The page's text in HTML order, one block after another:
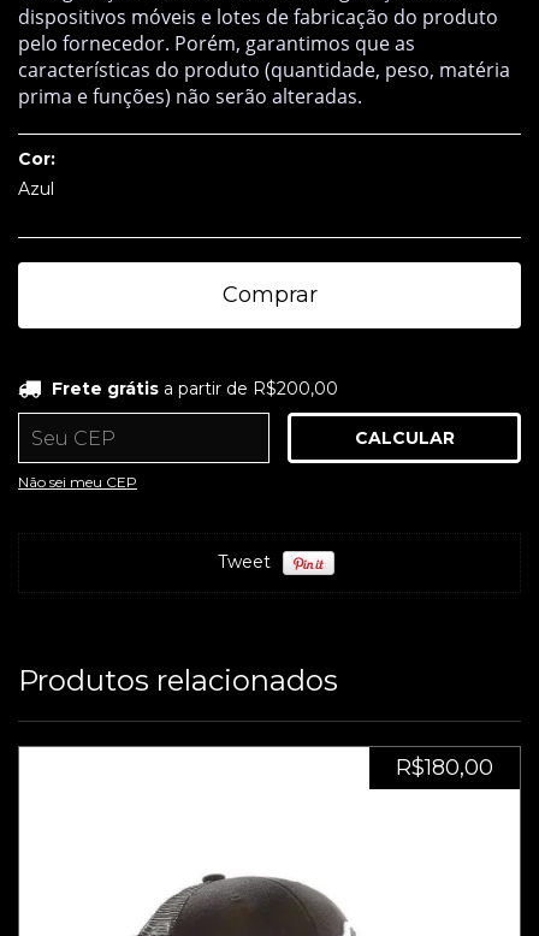
dispositivos móveis e lotes de fabricação do produto
pelo fornecedor. Porém, garantimos que as
características do produto (quantidade, peso, matéria
prima e funções) não serão alteradas.
Cor:
Azul
Frete grátisa partir de
Frete grátisa partir de R$200,00
CALCULAR
Não sei meu CEP
Tweet
Produtos relacionados
R$180,00